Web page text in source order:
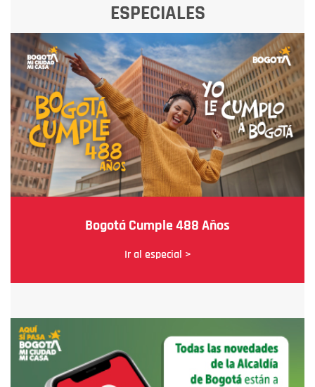
ESPECIALES
Bogotá Cumple 488 Años
Ir al especial >